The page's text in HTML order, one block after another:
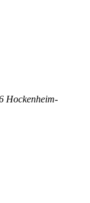
Hockenheim-